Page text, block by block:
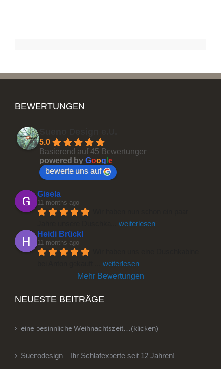
BEWERTUNGEN
5.0
Basierend auf 45 Bewertungen
powered by Goog e
bewerte uns auf
Gisela
11 months ago
weiterlesen
Heidi Brückl
11 months ago
weiterlesen
Mehr Bewertungen
NEUESTE BEITRÄGE
eine besinnliche Weihnachtszeit…(klicken)
Suenodesign – Ihr Schlafexperte seit 12 Jahren!